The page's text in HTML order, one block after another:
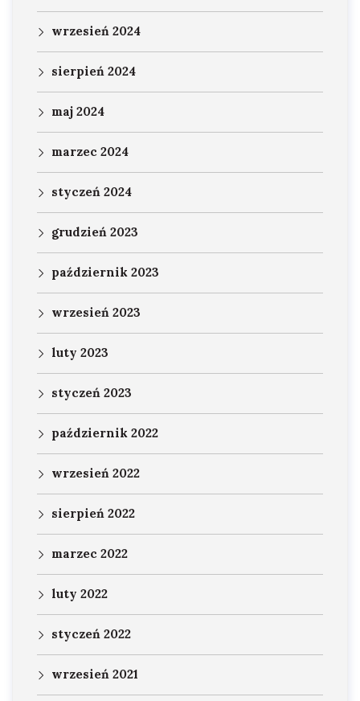
wrzesień 2024
sierpień 2024
maj 2024
marzec 2024
styczeń 2024
grudzień 2023
październik 2023
wrzesień 2023
luty 2023
styczeń 2023
październik 2022
wrzesień 2022
sierpień 2022
marzec 2022
luty 2022
styczeń 2022
wrzesień 2021